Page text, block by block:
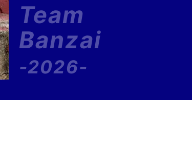
Team
Banzai
-2026-